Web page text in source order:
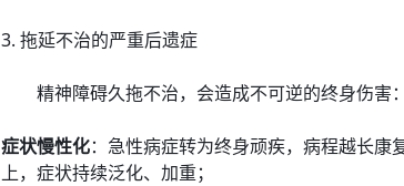
3. 拖延不治的严重后遗症
精神障碍久拖不治，会造成不可逆的终身伤害：
症状慢性化：急性病症转为终身顽疾，病程越长康
上，症状持续泛化、加重；